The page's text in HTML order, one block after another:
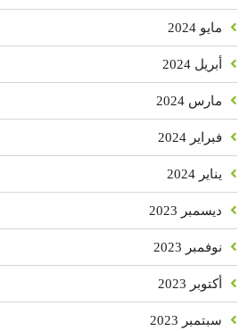
مايو 2024
أبريل 2024
مارس 2024
فبراير 2024
يناير 2024
ديسمبر 2023
نوفمبر 2023
أكتوبر 2023
سبتمبر 2023